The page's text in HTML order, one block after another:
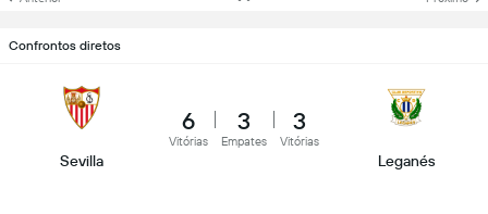
Confrontos diretos
Sevilla
6
Vitórias
3
Empates
3
Vitórias
Leganés